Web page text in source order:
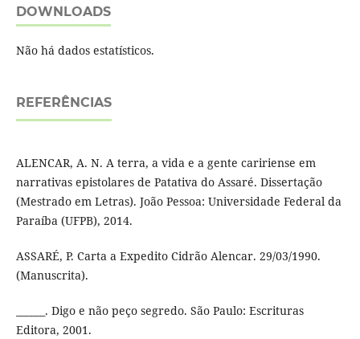
DOWNLOADS
Não há dados estatísticos.
REFERÊNCIAS
ALENCAR, A. N. A terra, a vida e a gente caririense em
narrativas epistolares de Patativa do Assaré. Dissertação
(Mestrado em Letras). João Pessoa: Universidade Federal da
Paraíba (UFPB), 2014.
ASSARÉ, P. Carta a Expedito Cidrão Alencar. 29/03/1990.
(Manuscrita).
______. Digo e não peço segredo. São Paulo: Escrituras
Editora, 2001.